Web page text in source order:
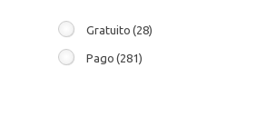
Gratuito (28)
Pago (281)